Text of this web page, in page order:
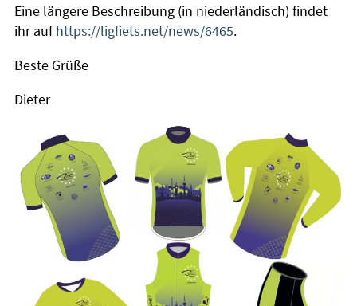
Eine längere Beschreibung (in niederländisch) findet
ihr aufhttps://ligfiets.net/news/6465.
Beste Grüße
Dieter